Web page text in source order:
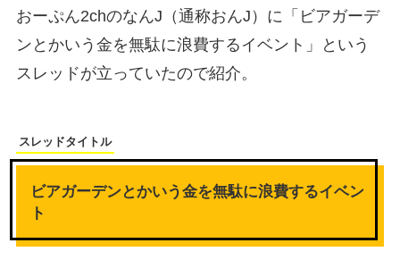
おーぷん2chのなんJ（通称おんJ）に「ビアガーデ
ンとかいう金を無駄に浪費するイベント」という
スレッドが立っていたので紹介。
スレッドタイトル
ビアガーデンとかいう金を無駄に浪費するイベン
ト